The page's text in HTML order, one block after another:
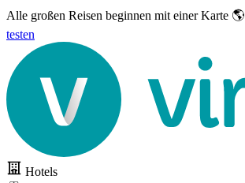
Alle großen Reisen beginnen mit einer Karte 🌎
testen
Hotels